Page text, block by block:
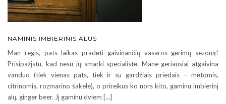
NAMINIS IMBIERINIS ALUS
Man regis, pats laikas pradėti gaivinančių vasaros gėrimų sezoną!
Prisipažįstu, kad nesu jų smarki specialistė. Mane geriausiai atgaivina
vanduo (tiek vienas pats, tiek ir su gardžiais priedais – mėtomis,
citrinomis, rozmarino šakele), o prireikus ko nors kito, gaminu imbierinį
alų, ginger beer. Jį gaminu dviem […]